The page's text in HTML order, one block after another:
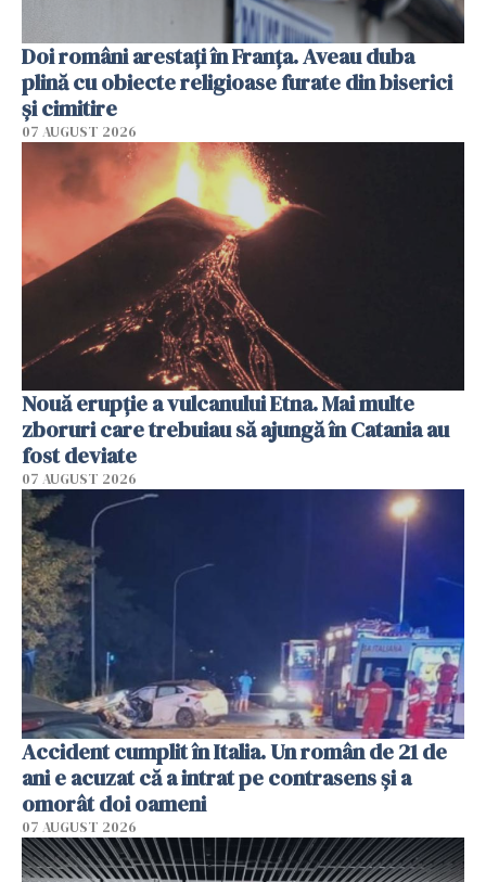
Doi români arestați în Franța. Aveau duba
plină cu obiecte religioase furate din biserici
și cimitire
07 AUGUST 2026
Nouă erupție a vulcanului Etna. Mai multe
zboruri care trebuiau să ajungă în Catania au
fost deviate
07 AUGUST 2026
Accident cumplit în Italia. Un român de 21 de
ani e acuzat că a intrat pe contrasens și a
omorât doi oameni
07 AUGUST 2026